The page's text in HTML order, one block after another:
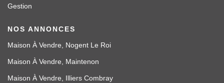
Gestion
NOS ANNONCES
Maison À Vendre, Nogent Le Roi
Maison À Vendre, Maintenon
Maison À Vendre, Illiers Combray